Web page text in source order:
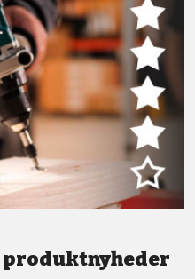
produktnyheder